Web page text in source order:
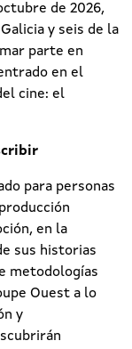
de 2026,
y seis de la
parte en
en el
cine: el
para personas
en la
sus historias
metodologías
Ouest a lo
y